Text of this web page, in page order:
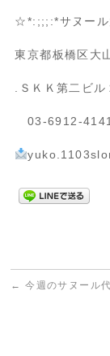
☆*:;;;:*サヌー
東京都板橋区大
ＳＫＫ第二ビル
03-6912-4141
← 今週のサヌール